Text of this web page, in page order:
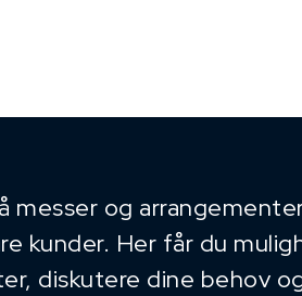
messer og
kunder. Her får du
diskutere dine behov